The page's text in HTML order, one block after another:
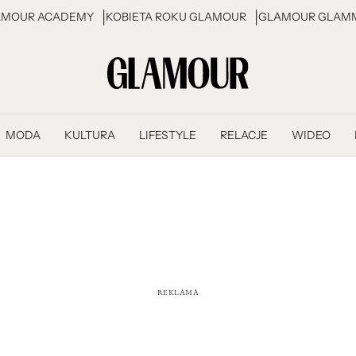
ACADEMY KOBIETA ROKU GLAMOUR GLAMOUR
MODA KULTURA LIFESTYLE RELACJE WIDEO